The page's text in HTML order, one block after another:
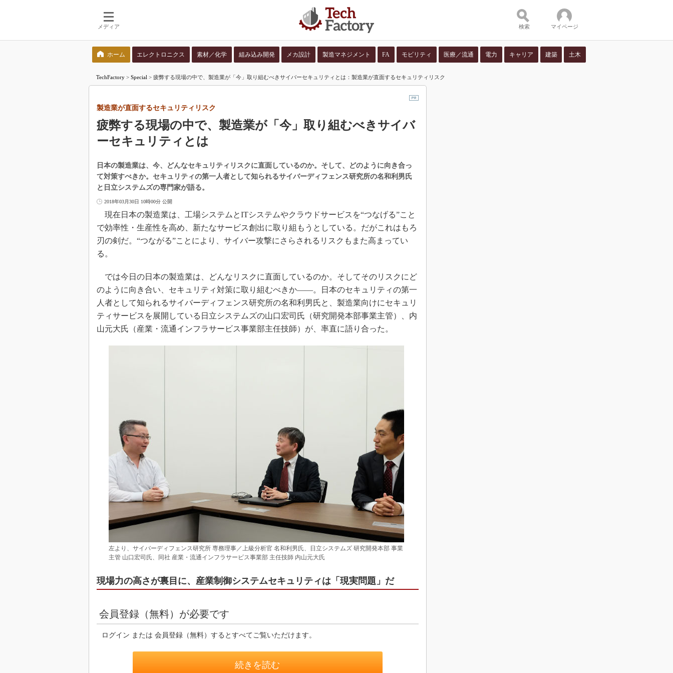
メディア
検索語を入力してください コンテンツ：
並び順：
検索 マイページ
ホーム エレクトロニクス 素材／化学 組み込み開発 メカ設計 製造マネジメント FA モビリティ 医療／流通 電力 キャリア 建築 土木
TechFactory > Special > 疲弊する現場の中で、製造業が「今」取り組むべきサイバーセキュリティとは：製造業が直面するセキュリティリスク
疲弊する現場の中で、製造業が「今」取り組むべきサイバ
ーセキュリティとは
製造業が直面するセキュリティリスク
日本の製造業は、今、どんなセキュリティリスクに直面しているのか。そして、どのように向き合っ
て対策すべきか。セキュリティの第一人者として知られるサイバーディフェンス研究所の名和利男氏
と日立システムズの専門家が語る。
2018年03月30日 10時00分 公開
現在日本の製造業は、工場システムとITシステムやクラウドサービスを“つなげる”こと
で効率性・生産性を高め、新たなサービス創出に取り組もうとしている。だがこれはもろ
刃の剣だ。“つながる”ことにより、サイバー攻撃にさらされるリスクもまた高まってい
る。
では今日の日本の製造業は、どんなリスクに直面しているのか。そしてそのリスクにど
のように向き合い、セキュリティ対策に取り組むべきか――。日本のセキュリティの第一
人者として知られるサイバーディフェンス研究所の名和利男氏と、製造業向けにセキュリ
ティサービスを展開している日立システムズの山口宏司氏（研究開発本部事業主管）、内
山元大氏（産業・流通インフラサービス事業部主任技師）が、率直に語り合った。
左より、サイバーディフェンス研究所 専務理事／上級分析官 名和利男氏、日立システムズ 研究開発本部 事業
主管 山口宏司氏、同社 産業・流通インフラサービス事業部 主任技師 内山元大氏
現場力の高さが裏目に、産業制御システムセキュリティは「現実問題」だ
会員登録（無料）が必要です
ログイン または 会員登録（無料）するとすべてご覧いただけます。
続きを読む